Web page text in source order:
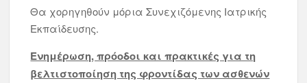
Θα χορηγηθούν μόρια Συνεχιζόμενης Ιατρικής
Εκπαίδευσης.
Ενημέρωση, πρόοδοι και πρακτικές για τη
βελτιστοποίηση της φροντίδας των ασθενών